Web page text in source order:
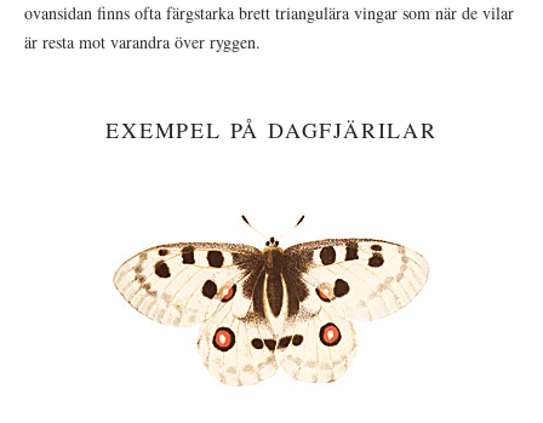
ovansidan finns ofta färgstarka brett triangulära vingar som när de vilar
är resta mot varandra över ryggen.
EXEMPEL PÅ DAGFJÄRILAR